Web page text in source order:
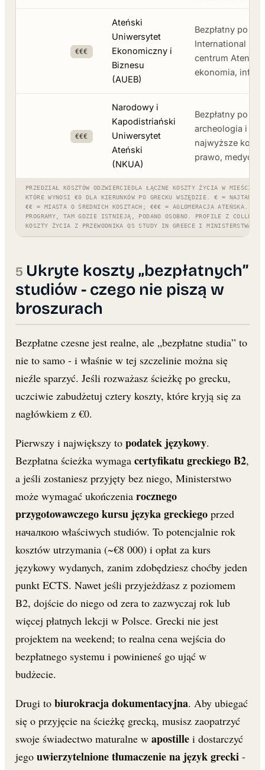
€€€
Ateński
Uniwersytet
Ekonomiczny i
Biznesu
(AUEB)
Bezpłatny po
International
centrum Aten,
ekonomia,
€€€
Narodowy i
Kapodistriański
Uniwersytet
Ateński
(NKUA)
Bezpłatny po
archeologia i
najwyższe
prawo,
PRZEDZIAŁ KOSZTÓW ODZWIERCIEDLA ŁĄCZNE KOSZTY ŻYCIA W
KTÓRE WYNOSI €0 DLA KIERUNKÓW PO GRECKU WSZĘDZIE. € =
€€ = MIASTA O ŚREDNICH KOSZTACH; €€€ = AGLOMERACJA ATEŃSKA.
PROGRAMY, TAM GDZIE ISTNIEJĄ, PODANO OSOBNO. PROFILE Z
KOSZTY ŻYCIA Z PRZEWODNIKA QS STUDY IN GREECE I MINISTERSTWA
Ukryte koszty „bezpłatnych”
studiów - czego nie piszą w
broszurach
Bezpłatne czesne jest realne, ale „bezpłatne studia” to
nie to samo - i właśnie w tej szczelinie można się
nieźle sparzyć. Jeśli rozważasz ścieżkę po grecku,
uczciwie zabudżetuj cztery koszty, które kryją się za
nagłówkiem z €0.
Pierwszy i największy to podatek językowy.
Bezpłatna ścieżka wymaga certyfikatu greckiego B2,
a jeśli zostaniesz przyjęty bez niego, Ministerstwo
może wymagać ukończenia rocznego
przygotowawczego kursu języka greckiego przed
началкою właściwych studiów. To potencjalnie rok
kosztów utrzymania (~€8 000) i opłat za kurs
językowy wydanych, zanim zdobędziesz choćby jeden
punkt ECTS. Nawet jeśli przyjeżdżasz z poziomem
B2, dojście do niego od zera to zazwyczaj rok lub
więcej płatnych lekcji w Polsce. Grecki nie jest
projektem na weekend; to realna cena wejścia do
bezpłatnego systemu i powinieneś go ująć w
budżecie.
Drugi to biurokracja dokumentacyjna. Aby ubiegać
się o przyjęcie na ścieżkę grecką, musisz zaopatrzyć
swoje świadectwo maturalne w apostille i dostarczyć
jego uwierzytelnione tłumaczenie na język grecki -